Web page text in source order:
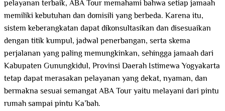
pelayanan terbaik, ABA Tour memahami bahwa setiap jamaah
memiliki kebutuhan dan domisili yang berbeda. Karena itu,
sistem keberangkatan dapat dikonsultasikan dan disesuaikan
dengan titik kumpul, jadwal penerbangan, serta skema
perjalanan yang paling memungkinkan, sehingga jamaah dari
Kabupaten Gunungkidul, Provinsi Daerah Istimewa Yogyakarta
tetap dapat merasakan pelayanan yang dekat, nyaman, dan
bermakna sesuai semangat ABA Tour yaitu melayani dari pintu
rumah sampai pintu Ka’bah.